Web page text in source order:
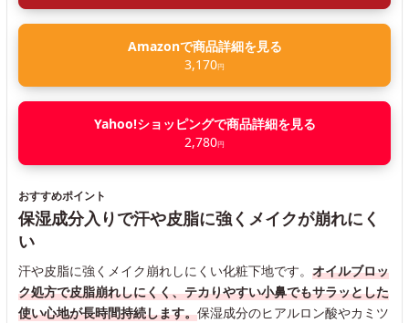
Amazonで商品詳細を見る
3,170円
Yahoo!ショッピングで商品詳細を見る
2,780円
おすすめポイント
保湿成分入りで汗や皮脂に強くメイクが崩れにく
い
汗や皮脂に強くメイク崩れしにくい化粧下地です。 オイルブロッ
ク処方で皮脂崩れしにくく、テカりやすい小鼻でもサラッとした
使い心地が長時間持続します。保湿成分のヒアルロン酸やカミツ